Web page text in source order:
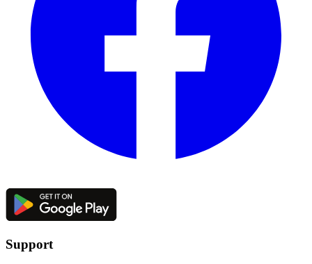
Support